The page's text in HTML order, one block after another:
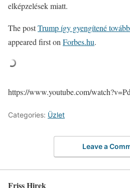
elképzelések miatt.
The postTrump így gyengítené
appeared first on Forbes.hu.
https://www.youtube.com/
Categories: Üzlet
Leave a
Friss Hirek